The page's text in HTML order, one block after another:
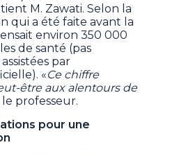
M. Zawati. Selon la
qui a été faite avant la
environ 350 000
de santé (pas
par
«Ce chiffre
être aux alentours de
le professeur.
pour une